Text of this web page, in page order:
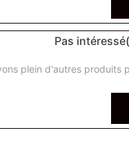
Pas
plein d'autres produits